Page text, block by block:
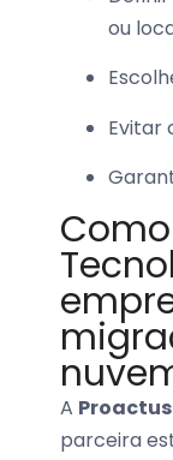
ou
Evitar
A
parceira